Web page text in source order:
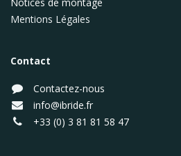
Mentions Légales
Contact
Contactez-nous
info@ibride.fr
+33 (0) 3 81 81 58 47